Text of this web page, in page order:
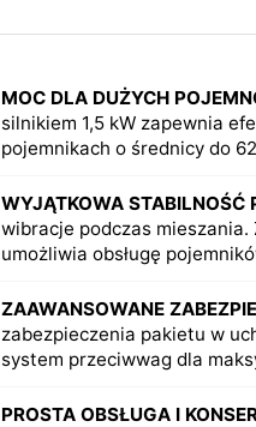
MOC DLA DUŻYCH
silnikiem 1,5 kW zapewnia
pojemnikach o średnicy do
WYJĄTKOWA STABILNOŚĆ
wibracje podczas mieszania.
umożliwia obsługę
ZAAWANSOWANE
zabezpieczenia pakietu w
system przeciwwag dla
PROSTA OBSŁUGA I